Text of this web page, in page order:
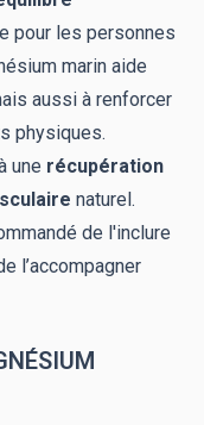
pour les personnes
marin aide
aussi à renforcer
physiques.
une récupération
naturel.
de l'inclure
l’accompagner